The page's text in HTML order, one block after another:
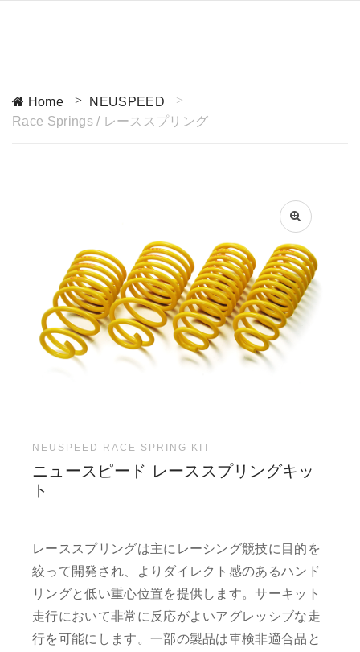
Home
NEUSPEED
Race Springs / レーススプリング
NEUSPEED RACE SPRING KIT
ニュースピード レーススプリングキッ
ト
レーススプリングは主にレーシング競技に目的を
絞って開発され、よりダイレクト感のあるハンド
リングと低い重心位置を提供します。サーキット
走行において非常に反応がよいアグレッシブな走
行を可能にします。一部の製品は車検非適合品と